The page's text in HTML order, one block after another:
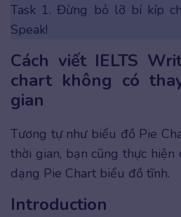
Task 1. Đừng bỏ lỡ bí kíp
Speak!
Cách viết IELTS
chart không có
gian
Tương tự như biểu đồ Pie
thời gian, bạn cũng thực hiện
dạng Pie Chart biểu đồ tĩnh.
Introduction